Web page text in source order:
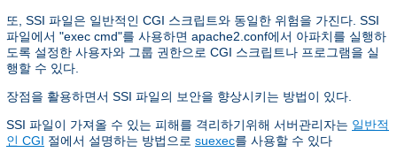
또, SSI 파일은 일반적인 CGI 스크립트와 동일한 위험을 가진다. SSI
파일에서 "exec cmd"를 사용하면 apache2.conf에서 아파치를 실행하
도록 설정한 사용자와 그룹 권한으로 CGI 스크립트나 프로그램을 실
행할 수 있다.
장점을 활용하면서 SSI 파일의 보안을 향상시키는 방법이 있다.
SSI 파일이 가져올 수 있는 피해를 격리하기위해 서버관리자는 일반적
인 CGI 절에서 설명하는 방법으로 suexec를 사용할 수 있다